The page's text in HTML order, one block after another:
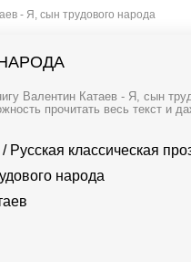
- Я, сын трудового народа
Валентин Катаев - Я, сын
прочитать весь текст и
/ Русская классическая
народа